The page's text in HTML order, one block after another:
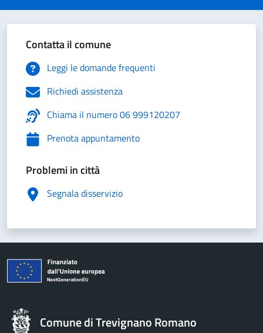
Contatta il comune
Leggi le domande frequenti
Richiedi assistenza
Chiama il numero 06 999120207
Prenota appuntamento
Problemi in città
Segnala disservizio
Comune di Trevignano Romano